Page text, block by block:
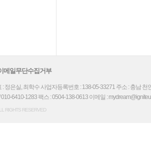
메일무단수집거부
정은실, 최학수 사업자등록번호 : 138-05-33271 주소 : 충남 천
6410-1283 팩스 : 0504-138-0613 이메일 :
RIGHTS RESERVED